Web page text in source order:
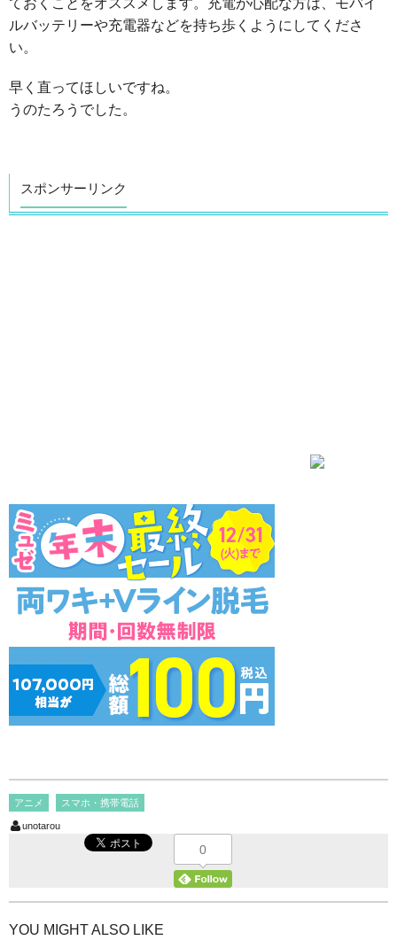
ルバッテリーや充電器などを持ち歩くようにしてくださ
い。
早く直ってほしいですね。
うのたろうでした。
スポンサーリンク
アニメ スマホ・携帯電話
unotarou
0
YOU MIGHT ALSO LIKE